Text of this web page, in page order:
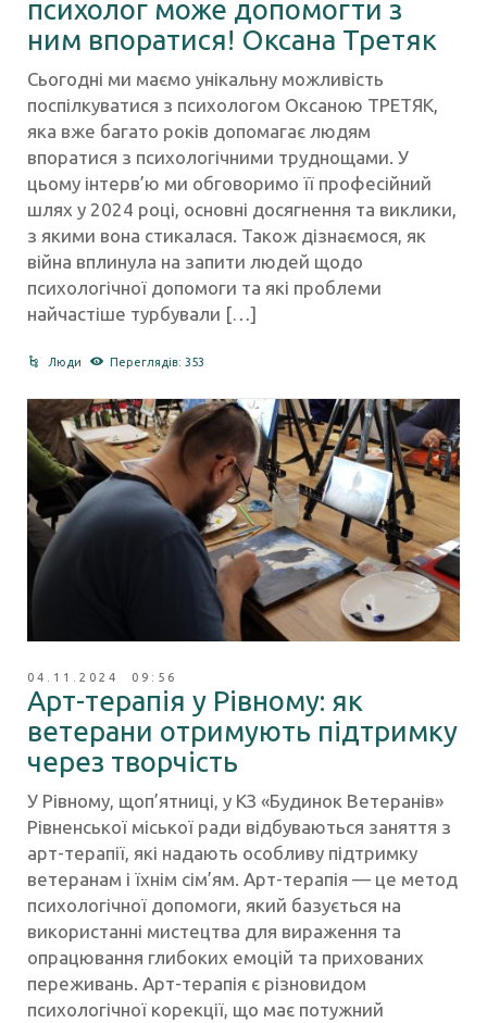
психолог може допомогти з
ним впоратися! Оксана Третяк
Сьогодні ми маємо унікальну можливість
поспілкуватися з психологом Оксаною ТРЕТЯК,
яка вже багато років допомагає людям
впоратися з психологічними труднощами. У
цьому інтерв’ю ми обговоримо її професійний
шлях у 2024 році, основні досягнення та виклики,
з якими вона стикалася. Також дізнаємося, як
війна вплинула на запити людей щодо
психологічної допомоги та які проблеми
найчастіше турбували […]
Люди Переглядів: 353
04.11.2024 09:56
Арт-терапія у Рівному: як
ветерани отримують підтримку
через творчість
У Рівному, щоп’ятниці, у КЗ «Будинок Ветеранів»
Рівненської міської ради відбуваються заняття з
арт-терапії, які надають особливу підтримку
ветеранам і їхнім сім’ям. Арт-терапія — це метод
психологічної допомоги, який базується на
використанні мистецтва для вираження та
опрацювання глибоких емоцій та прихованих
переживань. Арт-терапія є різновидом
психологічної корекції, що має потужний